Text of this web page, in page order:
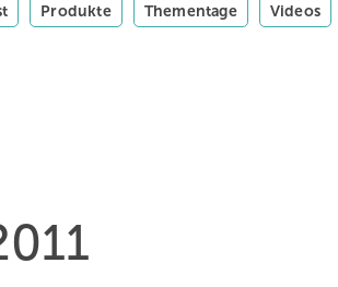
Produkte Thementage Videos